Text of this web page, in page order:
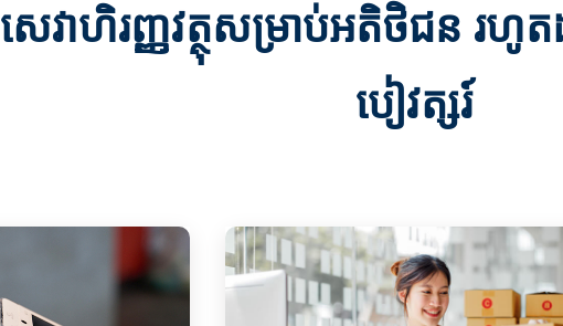
សេវាហិរញ្ញវត្ថុសម្រាប់អតិថិជន រហូ
បៀវត្សរ៍